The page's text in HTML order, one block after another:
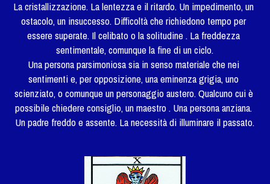
La cristallizzazione. La lentezza e il ritardo. Un impedimento, un
ostacolo, un insuccesso. Difficoltà che richiedono tempo per
essere superate. Il celibato o la solitudine . La freddezza
sentimentale, comunque la fine di un ciclo.
Una persona parsimoniosa sia in senso materiale che nei
sentimenti e, per opposizione, una eminenza grigia, uno
scienziato, o comunque un personaggio austero. Qualcuno cui è
possibile chiedere consiglio, un maestro . Una persona anziana.
Un padre freddo e assente. La necessità di illuminare il passato.